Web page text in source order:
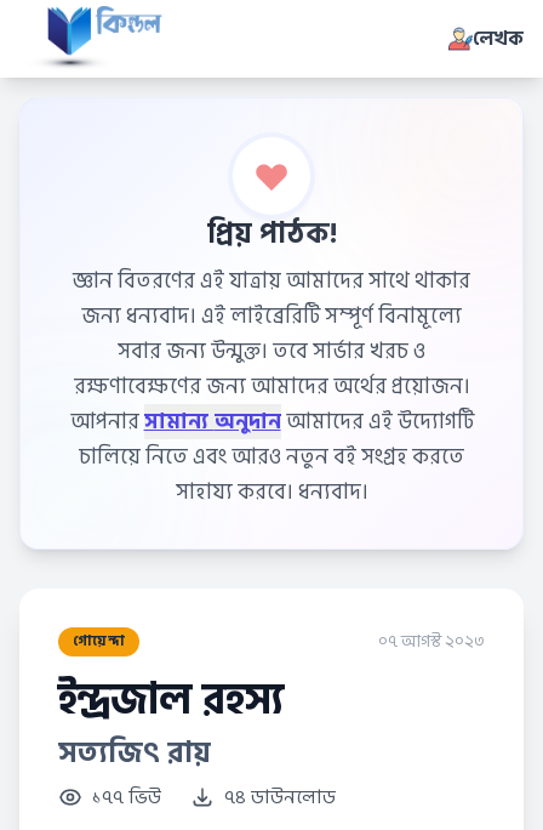
লেখক
প্রিয় পাঠক!
জ্ঞান বিতরণের এই যাত্রায় আমাদের সাথে থাকার
জন্য ধন্যবাদ। এই লাইব্রেরিটি সম্পূর্ণ বিনামূল্যে
সবার জন্য উন্মুক্ত। তবে সার্ভার খরচ ও
রক্ষণাবেক্ষণের জন্য আমাদের অর্থের প্রয়োজন।
আপনার
সামান্য অনুদানআমাদের এই উদ্যোগটি
চালিয়ে নিতে এবং আরও নতুন বই সংগ্রহ করতে
সাহায্য করবে। ধন্যবাদ।
গোয়েন্দা ০৭ আগস্ট ২০২৩
ইন্দ্রজাল রহস্য
সত্যজিৎ রায়
১৭৭ ভিউ ৭৪ ডাউনলোড